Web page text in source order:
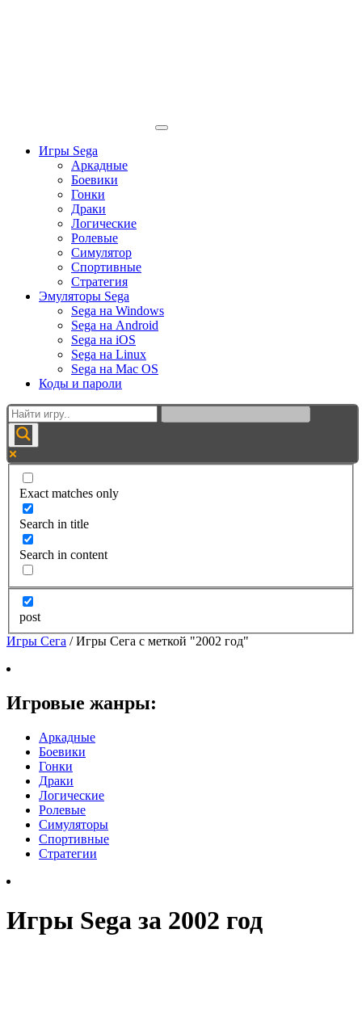
Игры Sega
Аркадные
Боевики
Гонки
Драки
Логические
Ролевые
Симулятор
Спортивные
Стратегия
Эмуляторы Sega
Sega на Windows
Sega на Android
Sega на iOS
Sega на Linux
Sega на Mac OS
Коды и пароли
Exact matches only
Search in title
Search in content
post
Игры Сега /Игры Сега с меткой "2002 год"
Игровые жанры:
Аркадные
Боевики
Гонки
Драки
Логические
Ролевые
Симуляторы
Спортивные
Стратегии
Игры Sega за 2002 год